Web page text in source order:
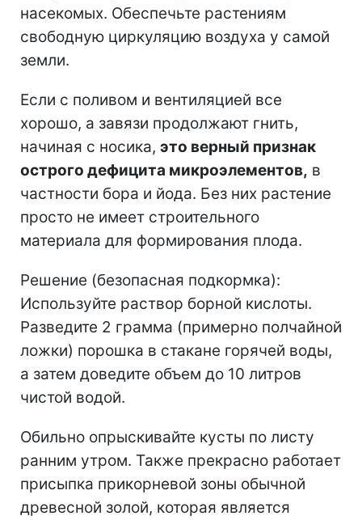
насекомых. Обеспечьте растениям
свободную циркуляцию воздуха у самой
земли.
Если с поливом и вентиляцией все
хорошо, а завязи продолжают гнить,
начиная с носика, это верный признак
острого дефицита микроэлементов, в
частности бора и йода. Без них растение
просто не имеет строительного
материала для формирования плода.
Решение (безопасная подкормка):
Используйте раствор борной кислоты.
Разведите 2 грамма (примерно полчайной
ложки) порошка в стакане горячей воды,
а затем доведите объем до 10 литров
чистой водой.
Обильно опрыскивайте кусты по листу
ранним утром. Также прекрасно работает
присыпка прикорневой зоны обычной
древесной золой, которая является